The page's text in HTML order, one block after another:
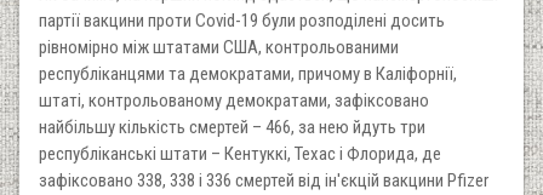
партії вакцини проти Covid-19 були розподілені досить
рівномірно між штатами США, контрольованими
республіканцями та демократами, причому в Каліфорнії,
штаті, контрольованому демократами, зафіксовано
найбільшу кількість смертей – 466, за нею йдуть три
республіканські штати – Кентуккі, Техас і Флорида, де
зафіксовано 338, 338 і 336 смертей від ін'єкцій вакцини Pfizer